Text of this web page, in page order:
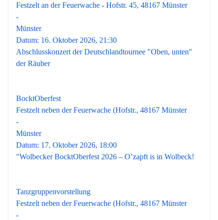
Festzelt an der Feuerwache - Hofstr. 45, 48167 Münster
-
Münster
Datum: 16. Oktober 2026, 21:30
Abschlusskonzert der Deutschlandtournee "Oben, unten"
der Räuber
BocktOberfest
Festzelt neben der Feuerwache (Hofstr., 48167 Münster
-
Münster
Datum: 17. Oktober 2026, 18:00
"Wolbecker BocktOberfest 2026 – O’zapft is in Wolbeck!
Tanzgruppenvorstellung
Festzelt neben der Feuerwache (Hofstr., 48167 Münster
-